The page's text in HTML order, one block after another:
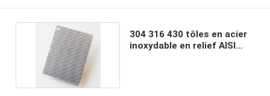
304 316 430 tôles en acier
inoxydable en relief AISI